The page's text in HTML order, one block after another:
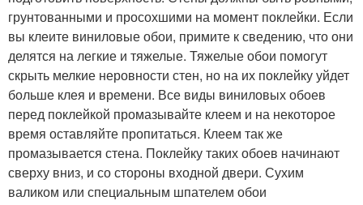
грунтованными и просохшими на момент поклейки. Если
вы клеите виниловые обои, примите к сведению, что они
делятся на легкие и тяжелые. Тяжелые обои помогут
скрыть мелкие неровности стен, но на их поклейку уйдет
больше клея и времени. Все виды виниловых обоев
перед поклейкой промазывайте клеем и на некоторое
время оставляйте пропитаться. Клеем так же
промазывается стена. Поклейку таких обоев начинают
сверху вниз, и со стороны входной двери. Сухим
валиком или специальным шпателем обои